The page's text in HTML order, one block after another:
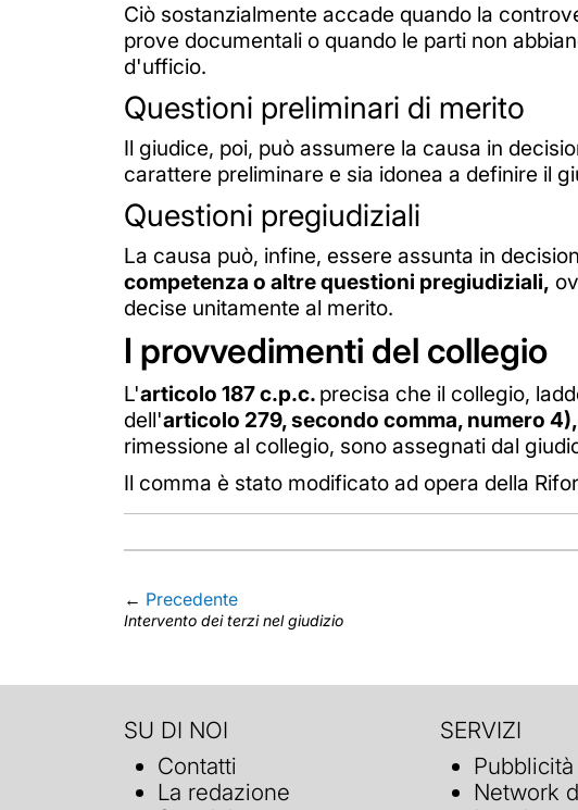
Ciò sostanzialmente accade quando la
prove documentali o quando le parti non
d'ufficio.
Questioni preliminari di merito
Il giudice, poi, può assumere la causa in
carattere preliminare e sia idonea a definire il
Questioni pregiudiziali
La causa può, infine, essere assunta in
competenza o altre questioni pregiudiziali,
decise unitamente al merito.
I provvedimenti del collegio
L'articolo 187 c.p.c. precisa che il collegio,
dell'articolo 279, secondo comma, numero 4),
rimessione al collegio, sono assegnati dal
Il comma è stato modificato ad opera della
← Precedente
Intervento dei terzi nel giudizio
SU DI NOI
Contatti
La redazione
SERVIZI
Pubblicità
Network